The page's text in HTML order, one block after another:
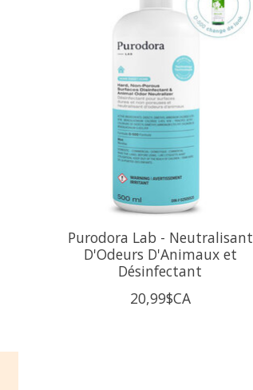
Purodora Lab - Neutralisant
D'Odeurs D'Animaux et
Désinfectant
20,99$CA